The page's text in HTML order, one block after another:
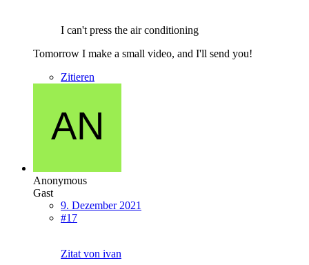
I can't press the air conditioning
Tomorrow I make a small video, and I'll send you!
Zitieren
Anonymous
Gast
9. Dezember 2021
#17
Zitat von ivan